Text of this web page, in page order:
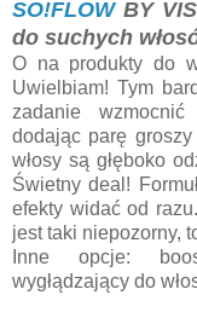
SO!FLOWBY
do suchych
O na produkty do
Uwielbiam! Tym
zadanie
dodając parę
włosy są głęboko
Świetny deal!
efekty widać od
jest taki niepozorny,
Inne opcje:
wygłądzający do